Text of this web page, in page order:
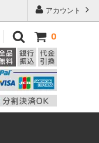
アカウント
0